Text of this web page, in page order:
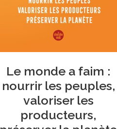
Le monde a faim :
nourrir les peuples,
valoriser les
producteurs,